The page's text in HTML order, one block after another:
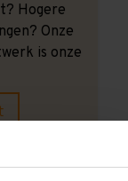
Hogere
Onze
is onze